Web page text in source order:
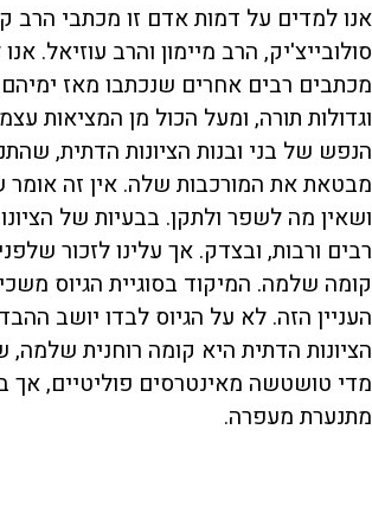
אנו למדים על דמות אדם זו מכתבי הרב
סולובייצ'יק, הרב מיימון והרב עוזיאל.
מכתבים רבים אחרים שנכתבו מאז ימיהם
וגדולות תורה, ומעל הכול מן המציאות
הנפש של בני ובנות הציונות הדתית,
מבטאת את המורכבות שלה. אין זה
ושאין מה לשפר ולתקן. בבעיות של
רבים ורבות, ובצדק. אך עלינו לזכור
קומה שלמה. המיקוד בסוגיית הגיוס
העניין הזה. לא על הגיוס לבדו יושב
הציונות הדתית היא קומה רוחנית
מדי טושטשה מאינטרסים פוליטיים, אך
מתנערת מעפרה.